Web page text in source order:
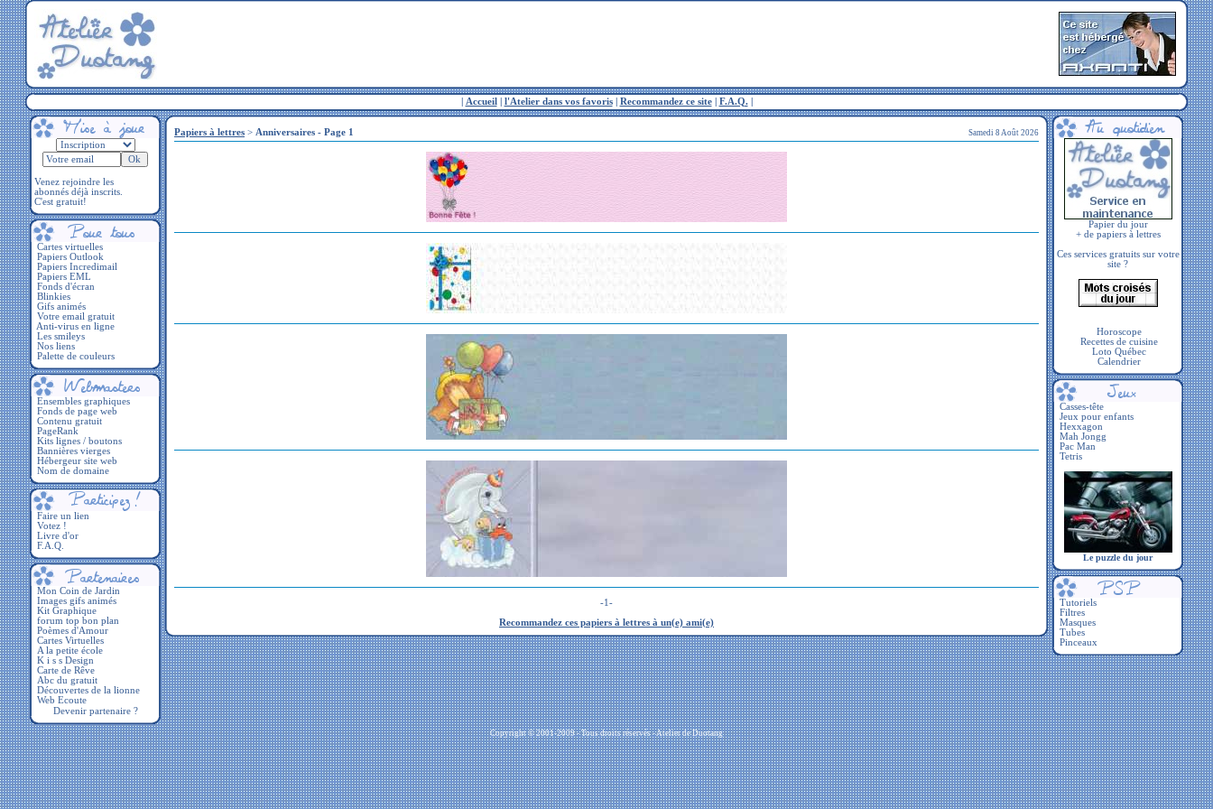
Accueil l'Atelier dans vos favoris| Recommandez ce site| F.A.Q.|
Venez rejoindre les
abonnés déjà inscrits.
C'est gratuit!
Cartes virtuelles
Papiers Outlook
Papiers Incredimail
Papiers EML
Fonds d'écran
Blinkies
Gifs animés
Votre email gratuit
Anti-virus en ligne
Les smileys
Nos liens
Palette de couleurs
Ensembles graphiques
Fonds de page web
Contenu gratuit
PageRank
Kits lignes / boutons
Bannières vierges
Hébergeur site web
Nom de domaine
Faire un lien
Votez !
Livre d'or
F.A.Q.
Devenir partenaire ?
Papiers à lettres > Anniversaires - Page 1 Samedi 8 Août 2026
-1-
Recommandez ces papiers à lettres à un(e) ami(e)
Papier du jour
+ de papiers à lettres
Ces services gratuits sur votre
site ?
Horoscope
Recettes de cuisine
Loto Québec
Calendrier
Casses-tête
Jeux pour enfants
Hexxagon
Mah Jongg
Pac Man
Tetris
Le puzzle du jour
Tutoriels
Filtres
Masques
Tubes
Pinceaux
Copyright © 2001-2009 - Tous droits réservés - Atelier de Duotang